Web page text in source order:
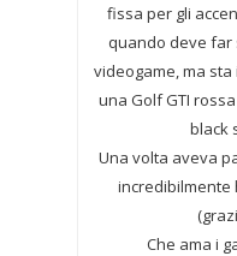
fissa per gli
quando deve far
videogame, ma
una Golf GTI
black
Una volta aveva
incredibilmente
Che ama i